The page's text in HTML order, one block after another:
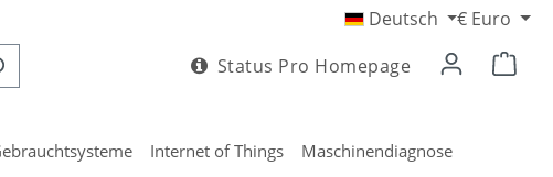
Deutsch € Euro
Status Pro Homepage
Internet of Things Maschinendiagnose